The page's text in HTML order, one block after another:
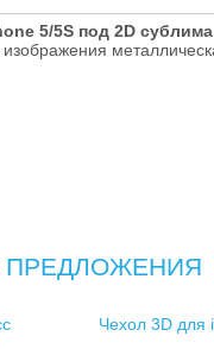
косметички
клатчи для
5/5S под 2D
Чехол 3D для